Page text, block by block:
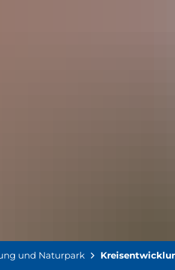
und Naturpark